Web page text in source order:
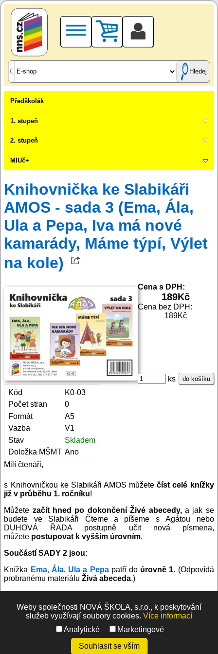
Hledej
Předškolák
1. stupeň
2. stupeň
MIUč+
Knihovnička ke Slabikáři
AMOS - sada 3 (Ema, Ála,
Ula a Pepa, Iva má nové
kamarády, Máme týpí, Výlet
na kole)
Cena s DPH:
189Kč
Cena bez DPH:
189Kč
ks do košíku
Kód
K0-03
Počet stran
0
Formát
A5
Vazba
V1
Stav
Skladem
Doložka MŠMT Ano
Milí čtenáři,
s Knihovničkou ke Slabikáři AMOS můžetečíst celé knížky
již v průběhu 1. ročníku!
Můžete začít hned po dokončení Živé abecedy,a jak se
budete ve Slabikáři Čteme a píšeme s Agátou nebo
DUHOVÁ ŘADA postupně učit nová písmena,
můžete postupovat k vyšším úrovním.
Součástí SADY 2 jsou:
Knížka Ema, Ála, Ula a Pepa patří do úrovně 1. (Odpovídá
probranému materiáluŽivá abeceda.)
patřící do úrovně 2 . (Odpovídá probranému materiálu
Slabikář 1.)
Knížky lze zařadit do výuky individuálně (ve třídě, v
knihovně, v rodině) nebo prostřednictvím čtenářských dílen.
Weby společnosti NOVÁ ŠKOLA, s.r.o., k poskytování
služeb využívají soubory cookies. Více informací
Analytické
Marketingové
Souhlasit se vším